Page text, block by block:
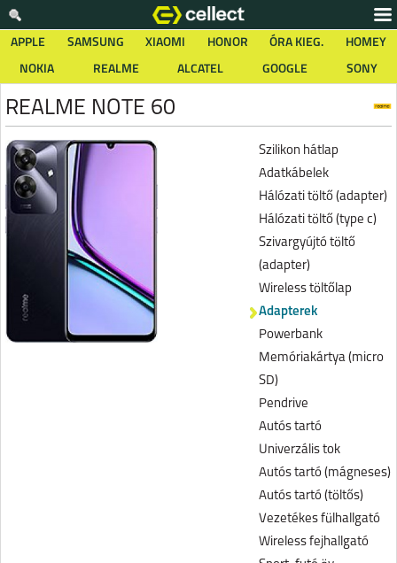
APPLE SAMSUNG XIAOMI HONOR ÓRA KIEG.
HOMEY
NOKIA
REALME ALCATEL GOOGLE SONY
REALME NOTE 60
Szilikon hátlap
Adatkábelek
Hálózati töltő (adapter)
Hálózati töltő (type c)
Szivargyújtó töltő
(adapter)
Wireless töltőlap
Adapterek
Powerbank
Memóriakártya (micro
SD)
Pendrive
Autós tartó
Univerzális tok
Autós tartó (mágneses)
Autós tartó (töltős)
Vezetékes fülhallgató
Wireless fejhallgató